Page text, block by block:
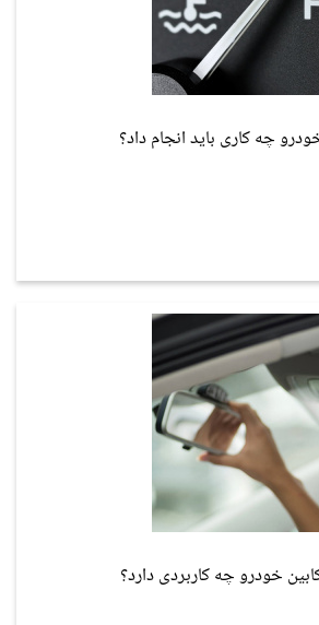
چه کاری باید انجام داد؟
خودرو چه کاربردی دارد؟